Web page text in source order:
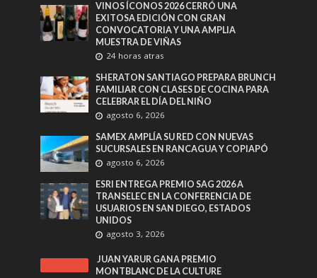
VINOS ÍCONOS 2026 CERRÓ UNA
EXITOSA EDICIÓN CON GRAN
CONVOCATORIA Y UNA AMPLIA
MUESTRA DE VIÑAS
24 horas atras
SHERATON SANTIAGO PREPARA BRUNCH
FAMILIAR CON CLASES DE COCINA PARA
CELEBRAR EL DÍA DEL NIÑO
agosto 6, 2026
SAMEX AMPLÍA SU RED CON NUEVAS
SUCURSALES EN RANCAGUA Y COPIAPÓ
agosto 6, 2026
ESRI ENTREGA PREMIO SAG 2026 A
TRANSELEC EN LA CONFERENCIA DE
USUARIOS EN SAN DIEGO, ESTADOS
UNIDOS
agosto 3, 2026
JUAN YARUR GANA PREMIO
MONTBLANC DE LA CULTURE